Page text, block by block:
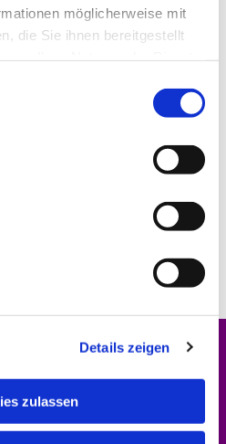
möglicherweise mit
die Sie ihnen bereitgestellt
Details zeigen
zulassen
auch interessieren